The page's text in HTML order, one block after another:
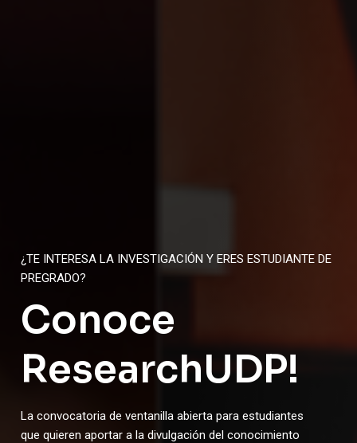
INSPÍRATE EN LAS EXPERIENCIAS INTERNACIONALES DE
OTR@S
Conoce las
historias
y motívate a postular a una estadía en el extranjero
como ell@s!